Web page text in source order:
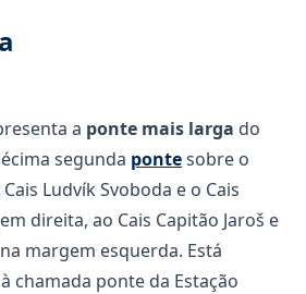
a ponte mais larga do
segunda pontesobre o
Ludvík Svoboda e o Cais
direita, ao Cais Capitão Jaroš e
margem esquerda. Está
chamada ponte da Estação